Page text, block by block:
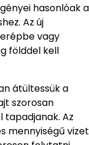
hasonlóak a
Az új
vagy
földdel kell
átültessük a
szorosan
tapadjanak. Az
mennyiségű vizet